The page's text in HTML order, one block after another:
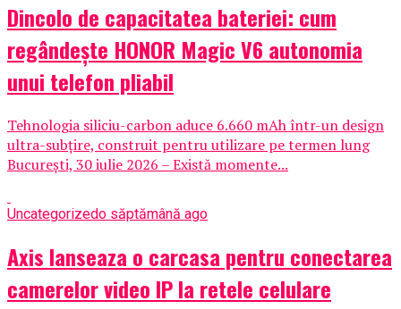
Dincolo de capacitatea bateriei: cum
regândește HONOR Magic V6 autonomia
unui telefon pliabil
Tehnologia siliciu-carbon aduce 6.660 mAh într-un design
ultra-subțire, construit pentru utilizare pe termen lung
București, 30 iulie 2026 – Există momente...
Uncategorizedo săptămână ago
Axis lanseaza o carcasa pentru conectarea
camerelor video IP la retele celulare